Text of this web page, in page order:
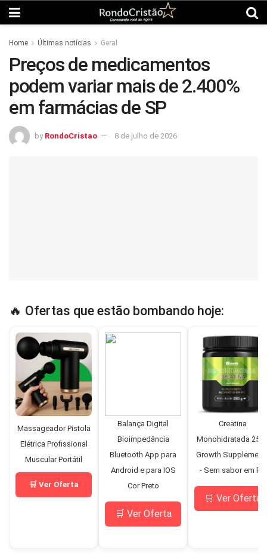
Home Últimas notícias Geral
Preços de medicamentos
podem variar mais de 2.400%
em farmácias de SP
by RondoCristao 8 de julho de 2026
🔥 Ofertas que estão bombando hoje:
Massageador Pistola
Elétrica Profissional
Muscular Portátil
🛒 Ver Oferta
Balança Digital
Bioimpedância
Bluetooth App para
Android e para IOS
Cor Preto
🛒 Ver Oferta
Creatina
Monohidratada
Growth
- Sem sabor em Pó
🛒 Ver Oferta